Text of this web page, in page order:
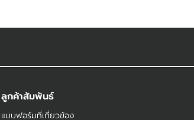
ลูกค้าสัมพันธ์
แบบฟอร์มที่เกี่ยวข้อง